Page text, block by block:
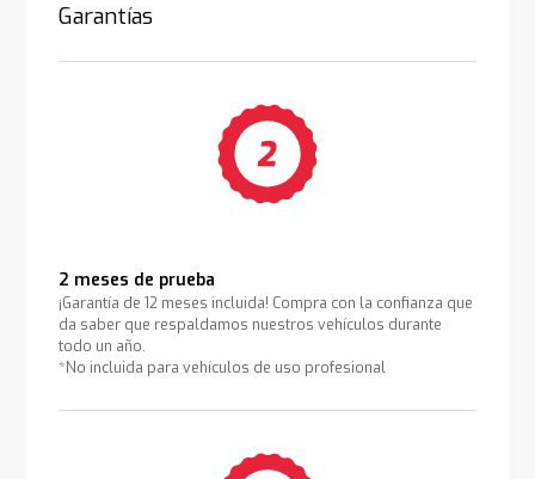
Garantías
2 meses de prueba
¡Garantía de 12 meses incluida! Compra con la confianza que
da saber que respaldamos nuestros vehículos durante
todo un año.
*No incluida para vehículos de uso profesional